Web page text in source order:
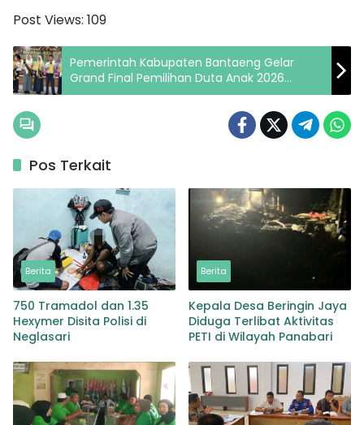
Post Views: 109
Pemerintah Kabupaten Bantaeng Gelar
Grand Final Pemilihan Duta Anak 2026
Tegaskan Komitmen Wujudkan KLA
Pos Terkait
Berita
750 Tramadol dan 1.35
Hexymer Disita Polisi di
Neglasari
Berita
Kepala Desa Beringin Jaya
Diduga Terlibat Aktivitas
PETI di Wilayah Panabari